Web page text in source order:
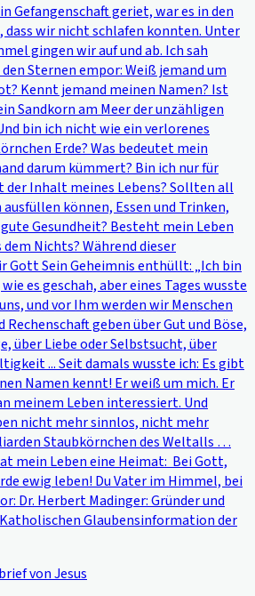
Gefangenschaft geriet, war es in den
wir nicht schlafen konnten. Unter
gingen wir auf und ab. Ich sah
Sternen empor: Weiß jemand um
Kennt jemand meinen Namen? Ist
Sandkorn am Meer der unzähligen
bin ich nicht wie ein verlorenes
Erde? Was bedeutet mein
darum kümmert? Bin ich nur für
der Inhalt meines Lebens? Sollten all
können, Essen und Trinken,
Gesundheit? Besteht mein Leben
Nichts? Während dieser
Gott Sein Geheimnis enthüllt: „Ich bin
es geschah, aber eines Tages wusste
und vor Ihm werden wir Menschen
Rechenschaft geben über Gut und Böse,
über Liebe oder Selbstsucht, über
... Seit damals wusste ich: Es gibt
Namen kennt! Er weiß um mich. Er
meinem Leben interessiert. Und
nicht mehr sinnlos, nicht mehr
Staubkörnchen des Weltalls …
mein Leben eine Heimat: Bei Gott,
ewig leben! Du Vater im Himmel, bei
Dr. Herbert Madinger: Gründer und
Glaubensinformation der
von Jesus